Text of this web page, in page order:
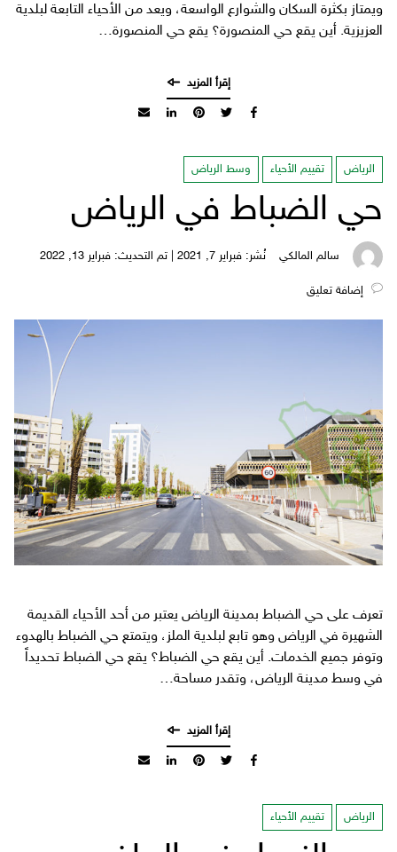
ويمتاز بكثرة السكان والشوارع الواسعة، ويعد من الأحياء التابعة لبلدية
العزيزية. أين يقع حي المنصورة؟ يقع حي المنصورة…
الرياض تقييم الأحياء وسط الرياض
حي الضباط في الرياض
سالم المالكي نُشر: فبراير 7, 2021 | تم التحديث: فبراير 13, 2022
تعرف على حي الضباط بمدينة الرياض يعتبر من أحد الأحياء القديمة
الشهيرة في الرياض وهو تابع لبلدية الملز، ويتمتع حي الضباط بالهدوء
وتوفر جميع الخدمات. أين يقع حي الضباط؟ يقع حي الضباط تحديداً
في وسط مدينة الرياض، وتقدر مساحة…
الرياض تقييم الأحياء